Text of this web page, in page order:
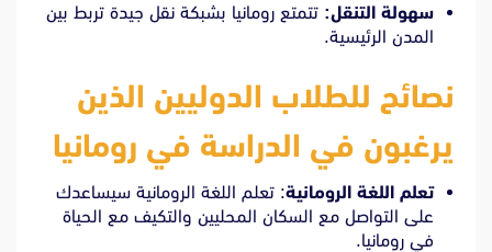
سهولة التنقل: تتمتع رومانيا بشبكة نقل جيدة تربط بين
المدن الرئيسية.
نصائح للطلاب الدوليين الذين
يرغبون في الدراسة في رومانيا
تعلم اللغة الرومانية: تعلم اللغة الرومانية سيساعدك
على التواصل مع السكان المحليين والتكيف مع الحياة
في رومانيا.